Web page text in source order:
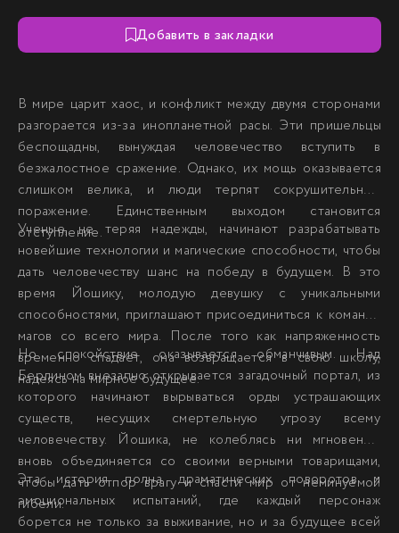
Добавить в закладки
В мире царит хаос, и конфликт между двумя сторонами
разгорается из-за инопланетной расы. Эти пришельцы
беспощадны, вынуждая человечество вступить в
безжалостное сражение. Однако, их мощь оказывается
слишком велика, и люди терпят сокрушительное
поражение. Единственным выходом становится
отступление.
Ученые, не теряя надежды, начинают разрабатывать
новейшие технологии и магические способности, чтобы
дать человечеству шанс на победу в будущем. В это
время Йошику, молодую девушку с уникальными
способностями, приглашают присоединиться к команде
магов со всего мира. После того как напряженность
временно спадает, она возвращается в свою школу,
надеясь на мирное будущее.
Но спокойствие оказывается обманчивым. Над
Берлином внезапно открывается загадочный портал, из
которого начинают вырываться орды устрашающих
существ, несущих смертельную угрозу всему
человечеству. Йошика, не колеблясь ни мгновения,
вновь объединяется со своими верными товарищами,
чтобы дать отпор врагу и спасти мир от неминуемой
гибели.
Эта история полна драматических поворотов и
эмоциональных испытаний, где каждый персонаж
борется не только за выживание, но и за будущее всей